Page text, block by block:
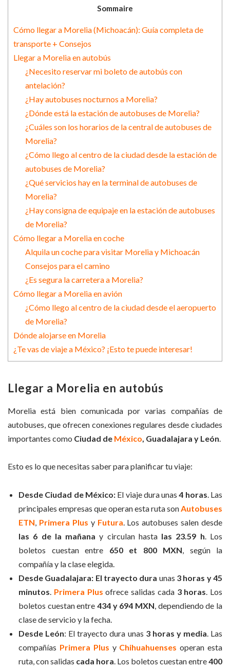
Sommaire
Cómo llegar a Morelia (Michoacán): Guía completa de
transporte + Consejos
Llegar a Morelia en autobús
¿Necesito reservar mi boleto de autobús con
antelación?
¿Hay autobuses nocturnos a Morelia?
¿Dónde está la estación de autobuses de Morelia?
¿Cuáles son los horarios de la central de autobuses de
Morelia?
¿Cómo llego al centro de la ciudad desde la estación de
autobuses de Morelia?
¿Qué servicios hay en la terminal de autobuses de
Morelia?
¿Hay consigna de equipaje en la estación de autobuses
de Morelia?
Cómo llegar a Morelia en coche
Alquila un coche para visitar Morelia y Michoacán
Consejos para el camino
¿Es segura la carretera a Morelia?
Cómo llegar a Morelia en avión
¿Cómo llego al centro de la ciudad desde el aeropuerto
de Morelia?
Dónde alojarse en Morelia
¿Te vas de viaje a México? ¡Esto te puede interesar!
Llegar a Morelia en autobús
Morelia está bien comunicada por varias compañías de
autobuses, que ofrecen conexiones regulares desde ciudades
importantes como Ciudad de México , Guadalajara y León
Esto es lo que necesitas saber para planificar tu viaje:
Desde Ciudad de México:El viaje dura unas4 horas . Las
principales empresas que operan esta ruta son Autobuses
ETN Primera Plus y Futura . Los autobuses salen desde
las 6 de la mañana y circulan hasta las 23.59 h . Los
boletos cuestan entre 650 et 800 MXN , según la
compañía y la clase elegida.
Desde Guadalajara: El trayecto dura unas 3 horas y 45
minutos Primera Plus ofrece salidas cada 3 horas . Los
boletos cuestan entre 434 y 694 MXN , dependiendo de la
clase de servicio y la fecha.
Desde León: El trayecto dura unas 3 horas y media . Las
compañías Primera Plus y Chihuahuenses operan esta
ruta, con salidas cada hora . Los boletos cuestan entre400